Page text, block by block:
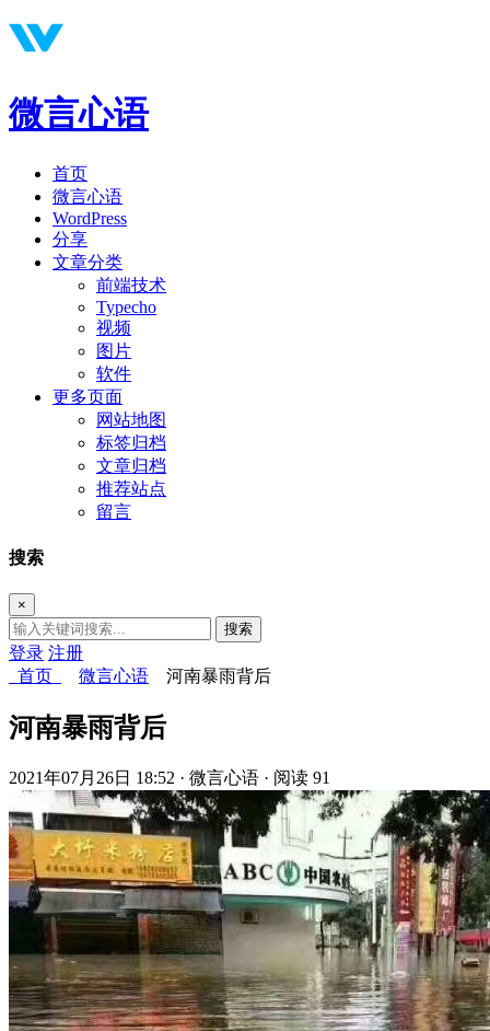
微言心语
首页
微言心语
WordPress
分享
文章分类
前端技术
Typecho
视频
图片
软件
更多页面
网站地图
标签归档
文章归档
推荐站点
留言
搜索
×
搜索
登录 注册
首页
微言心语 河南暴雨背后
河南暴雨背后
2021年07月26日 18:52 · 微言心语 · 阅读 91